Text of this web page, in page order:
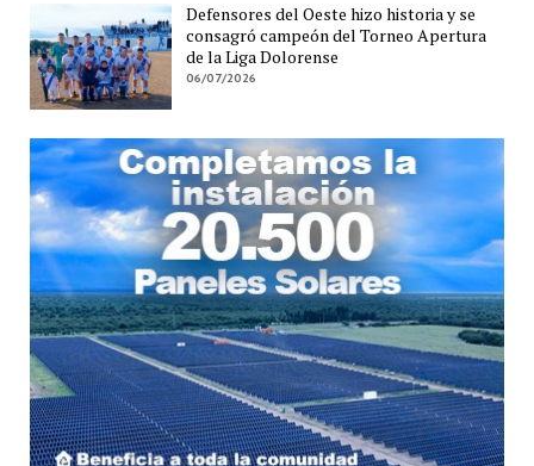
Defensores del Oeste hizo historia y se
consagró campeón del Torneo Apertura
de la Liga Dolorense
06/07/2026